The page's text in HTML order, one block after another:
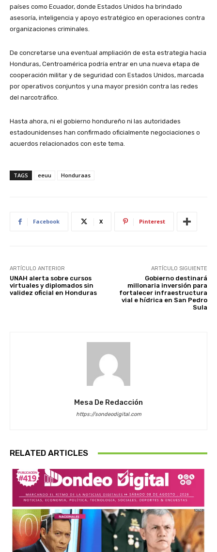
países como Ecuador, donde Estados Unidos ha brindado
asesoría, inteligencia y apoyo estratégico en operaciones contra
organizaciones criminales.
De concretarse una eventual ampliación de esta estrategia hacia
Honduras, Centroamérica podría entrar en una nueva etapa de
cooperación militar y de seguridad con Estados Unidos, marcada
por operativos conjuntos y una mayor presión contra las redes
del narcotráfico.
Hasta ahora, ni el gobierno hondureño ni las autoridades
estadounidenses han confirmado oficialmente negociaciones o
acuerdos relacionados con este tema.
TAGS eeuu Honduraas
Facebook X Pinterest
ARTÍCULO ANTERIOR
UNAH alerta sobre cursos
virtuales y diplomados sin
validez oficial en Honduras
ARTÍCULO SIGUIENTE
Gobierno destinará
millonaria inversión para
fortalecer infraestructura
vial e hídrica en San Pedro
Sula
Mesa De Redacción
https://sondeodigital.com
RELATED ARTICLES